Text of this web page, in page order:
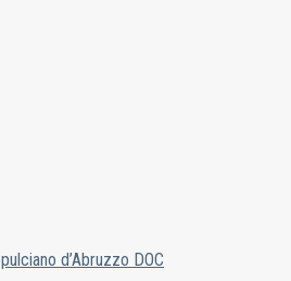
d’Abruzzo DOC